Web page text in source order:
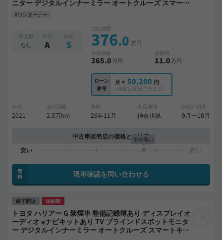
ニター デジタルインナーミラー オートクルーズ スマート
キー ETC サンルーフ 電動バックドア バックモニター 全方
位カメラ ドライブレコーダー フルエアロ 衝突軽減
#ワンオーナー
板金歴
なし
外装
A
内装
S
支払総額
376.0 万円
本体価格
365.0万円
諸費用
11.0万円
ローン
参考
月々 50,200 円
※金額は変更できます。
年式
2021
走行距離
2.3万km
車検
26年11月
出品地域
神奈川県
納期の目安
9月〜10月
中古車販売店の価格との比較
やや高い
無
料
現車確認を問い合わせる
終了間近 短納期
トヨタ ハリアー G 禁煙車 整備記録簿あり ディスプレイオ
ーディオ ※ナビキットあり TV ブラインドスポットモニタ
ー デジタルインナーミラー オートクルーズ スマートキー